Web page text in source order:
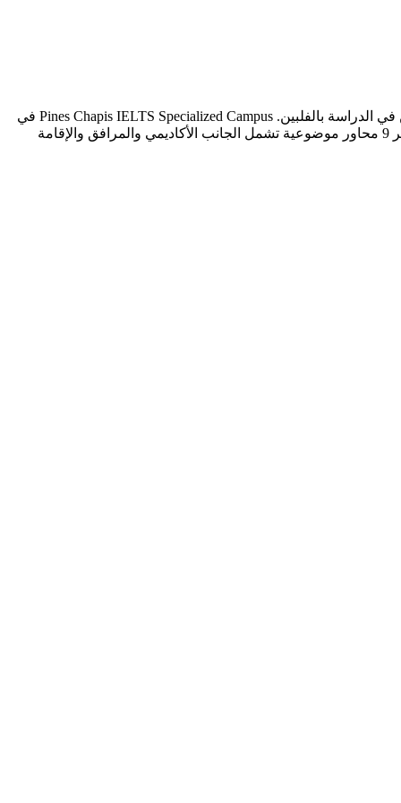
تُعدّ هذه المقارنة بين Pines Chapis IELTS Specialized Campus وWinning English Academy من أكثر المقارنات أهمية للطلاب العرب الراغبين في الدراسة بالفلبين. Pines Chapis IELTS Specialized Campus في
باغيو وWinning English Academy في سيبو. يستند هذا التحليل إلى نظام التقييم DES الخاص بمركز مهارات مباشرة، الذي يقيس كل معهد عبر 9 محاور موضوعية تشمل الجانب الأكاديمي والمرافق والإقامة